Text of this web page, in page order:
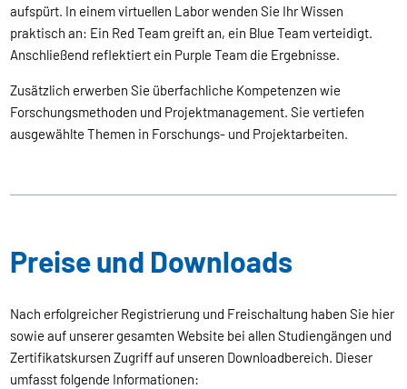
aufspürt. In einem virtuellen Labor wenden Sie Ihr Wissen
praktisch an: Ein Red Team greift an, ein Blue Team verteidigt.
Anschließend reflektiert ein Purple Team die Ergebnisse.
Zusätzlich erwerben Sie überfachliche Kompetenzen wie
Forschungsmethoden und Projektmanagement. Sie vertiefen
ausgewählte Themen in Forschungs- und Projektarbeiten.
Preise und Downloads
Nach erfolgreicher Registrierung und Freischaltung haben Sie hier
sowie auf unserer gesamten Website bei allen Studiengängen und
Zertifikatskursen Zugriff auf unseren Downloadbereich. Dieser
umfasst folgende Informationen: